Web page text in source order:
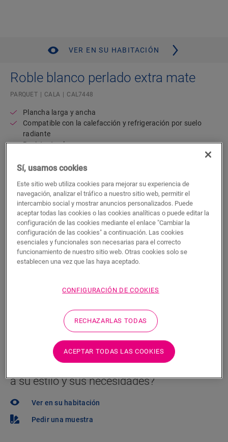
VER EN SU HABITACIÓN
Roble blanco perlado extra mate
PARQUET CALA CAL7448
Plancha larga y ancha
Compatible con la calefacción y refrigeración por suelo
radiante
Resistente al agua
Garantía residencial de por vida
113,10€/m²
P.V.P Recomendado ( IVA incluido)
Encuentre un tienda cerca
¿Quiere ver este suelo en la vida real? ¿Le queda
alguna pregunta por hacer? ¡No se preocupe! Siempre
hay un tienda cerca.
BUSCAR
¿No está seguro de si este suelo se adapta
a su estilo y sus necesidades?
Ver en su habitación
Pedir una muestra
Sí, usamos cookies
Este sitio web utiliza cookies para mejorar su experiencia de
navegación, analizar el tráfico a nuestro sitio web, permitir el
intercambio social y mostrar anuncios personalizados. Puede
aceptar todas las cookies o las cookies analíticas o puede editar la
configuración de las cookies mediante el enlace "Cambiar la
configuración de las cookies" a continuación. Las cookies
esenciales y funcionales son necesarias para el correcto
funcionamiento de nuestro sitio web. Otras cookies solo se
establecen una vez que las haya aceptado.
CONFIGURACIÓN DE COOKIES
RECHAZARLAS TODAS
ACEPTAR TODAS LAS COOKIES